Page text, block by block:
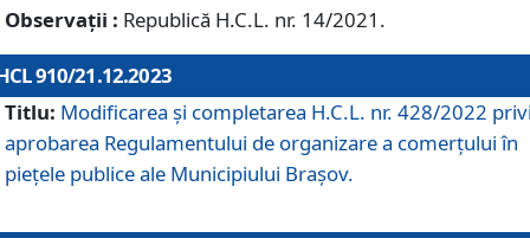
Observații : Republică H.C.L. nr. 14/2021.
910/21.12.2023
Titlu: Modificarea și completarea H.C.L. nr. 428/2022
aprobarea Regulamentului de organizare a comerțului în
piețele publice ale Municipiului Braşov.